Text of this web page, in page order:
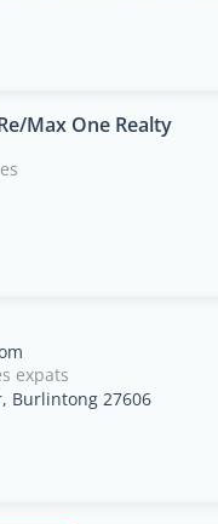
Max One Realty
expats
Burlintong 27606